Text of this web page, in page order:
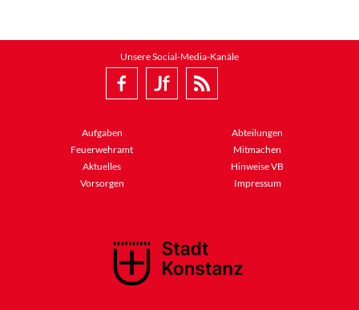
Unsere Social-Media-Kanäle
Aufgaben
Abteilungen
Feuerwehramt
Mitmachen
Aktuelles
Hinweise VB
Vorsorgen
Impressum